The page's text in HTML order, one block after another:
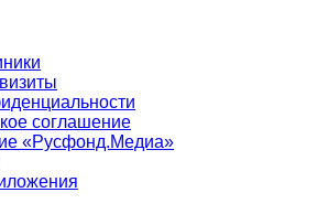
соглашение
«Русфонд.Медиа»